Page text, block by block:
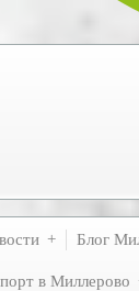
Блог
в Миллерово